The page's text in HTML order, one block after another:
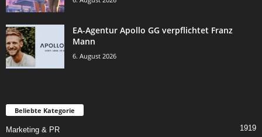
EA-Agentur Apollo GG verpflichtet Franz
Mann
6. August 2026
Beliebte Kategorie
Marketing & PR 1919